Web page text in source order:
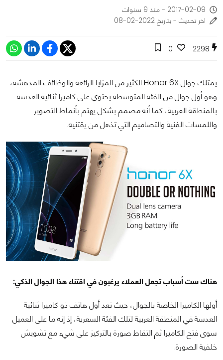
2017-02-09 - منذ 9 سنوات
اخر تحديث - بتاريخ 2022-02-08
2298
0
يمتلك جوال Honor 6X الكثير من المزايا الرائعة والوظائف المدهشة،
وهو أول جوال من الفئة المتوسطة يحتوي على كاميرا ثنائية العدسة
بالمنطقة العربية، كما أنه مصمم بشكل يهتم بأنماط التصوير
واللمسات الفنية والتصاميم التي تذهل من يقتنيه.
هناك ست أسباب تجعل العملاء يرغبون في اقتناء هذا الجوال الذكي:
أولها الكاميرا الخاصة بالجوال، حيث تعد أول هاتف ذو كاميرا ثنائية
العدسة في المنطقة العربية لتلك الفئة السعرية، إذ إنه ما على العميل
سوى فتح الكاميرا ثم التقاط صورة بالتركيز على شيء مع تشويش
خلفية الصورة.